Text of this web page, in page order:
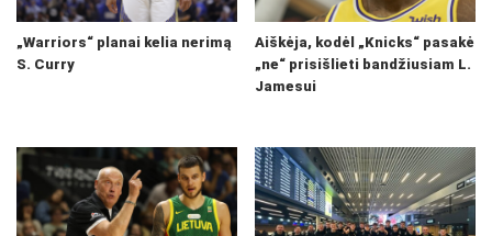
„Warriors“ planai kelia nerimą
S. Curry
Aiškėja, kodėl „Knicks“ pasakė
„ne“ prisišlieti bandžiusiam L.
Jamesui